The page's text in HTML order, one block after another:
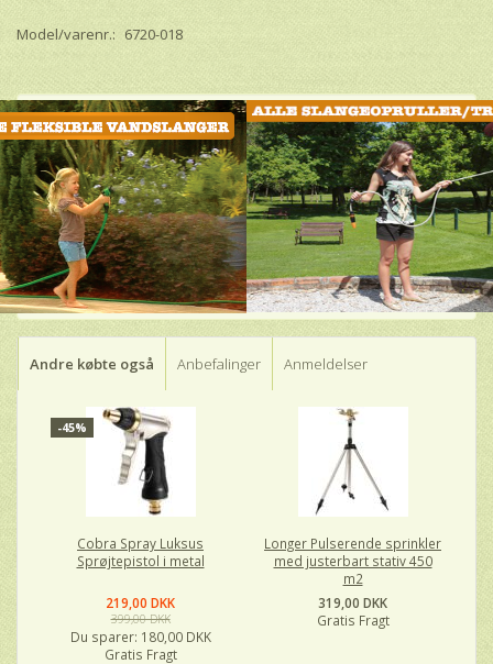
Model/varenr.: 6720-018
Andre købte også Anbefalinger Anmeldelser
-45%
Cobra Spray Luksus
Sprøjtepistol i metal
219,00 DKK
399,00 DKK
Du sparer: 180,00 DKK
Gratis Fragt
Longer Pulserende sprinkler
med justerbart stativ 450
m2
319,00 DKK
Gratis Fragt